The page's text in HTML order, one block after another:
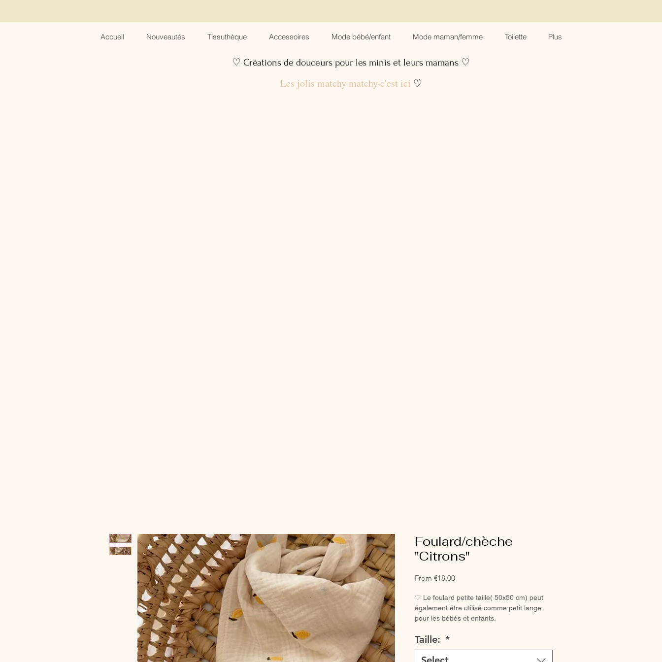
Accueil Nouveautés Tissuthèque Accessoires Mode bébé/enfant Mode maman/femme Toilette Plus
♡ Créations de douceurs pour les minis et leurs mamans ♡
Les jolis matchy matchy c'est ici ♡
Foulard/chèche
"Citrons"
From €18.00Sale
♡ Le foulard petite taille( 50x50 cm) peut
également étre utilisé comme petit lange
pour les bébés et enfants.
étre utilisé comme maxi lange pour les
enfants.
Taille: *